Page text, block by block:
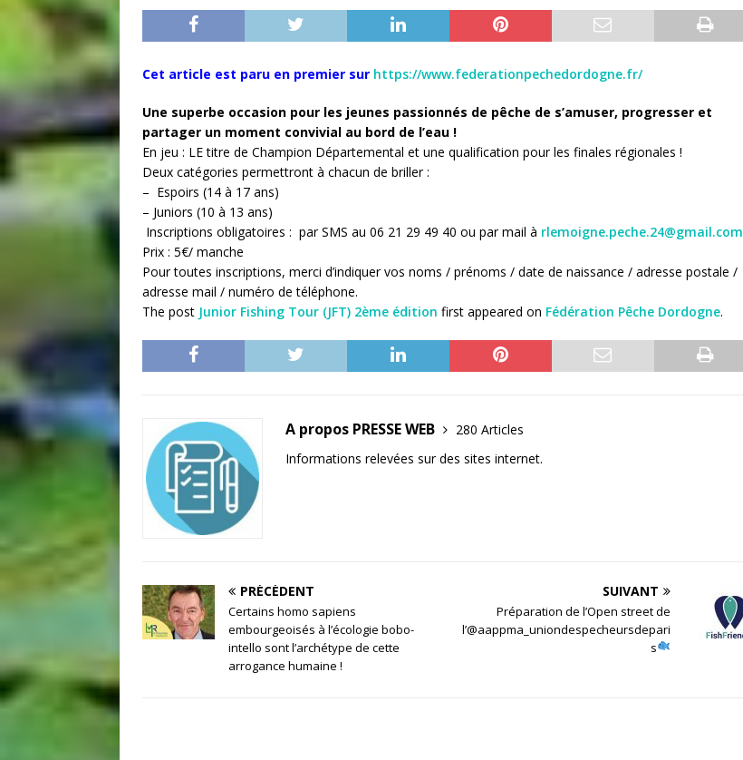
Cet article est paru en premier sur https://www.federationpechedordogne.fr/
Une superbe occasion pour les jeunes passionnés de pêche de s’amuser, progresser et
partager un moment convivial au bord de l’eau !
En jeu : LE titre de Champion Départemental et une qualification pour les finales régionales !
Deux catégories permettront à chacun de briller :
– Espoirs (14 à 17 ans)
– Juniors (10 à 13 ans)
Inscriptions obligatoires : par SMS au 06 21 29 49 40 ou par mail à rlemoigne.peche.24@gmail.com
Prix : 5€/ manche
Pour toutes inscriptions, merci d’indiquer vos noms / prénoms / date de naissance / adresse postale /
adresse mail / numéro de téléphone.
The post Junior Fishing Tour (JFT) 2ème édition first appeared on Fédération Pêche Dordogne.
A propos PRESSE WEB
280 Articles
Informations relevées sur des sites internet.
PRÉCÉDENT
Certains homo sapiens
embourgeoisés à l’écologie bobo-
intello sont l’archétype de cette
arrogance humaine !
SUIVANT
Préparation de l’Open street de
l’@aappma_uniondespecheursdepari
s